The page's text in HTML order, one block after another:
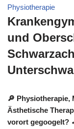
Physiotherapie
und
🔎 Physiotherapie,
Ästhetische
vorort gegoogelt?